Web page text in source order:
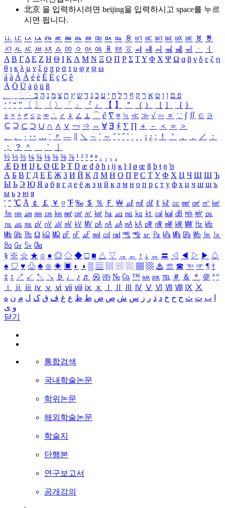
北京 을 입력하시려면 beijing을 입력하시고 space를 누르
시면 됩니다.
ㅥ ㅦ ㅧ ㅨ ㅩ ㅪ ㅫ ㅬ ㅭ ㅮ ㅯ ㅰ ㅱ ㅲ ㅳ ㅴ ㅵ ㅶ ㅷ ㅸ
ㅹ
ㅺ ㅻ ㅼ ㅽ ㅾ ㅿ ㆀ ㆁ ㆂ ㆃ ㆄ ㆅ ㆆ ㆇ ㆈ ㆉ ㆊ ㆋ ㆌ ㆍ
ㆎ
Α Β ΓΔ Ε Ζ Η Θ Ι ΚΛ Μ Ν Ξ Ο Π Ρ Σ ΤΥ Φ Χ Ψ Ω α β γ δ ε ζ η
θ ι κ λ μ ν ξ ο π ρ σ τ υ φ χ ψ ω
á à Á À é è É È ç Ç ê
Ä Ö Ü ä ö ü ß
ִֶֹ ֻּ ׁׂ פ ם ן ו ט א ר ק ף ך ל ח י ע כ ג ד ש ץ ת צ מ נ ה ב
‘ ’ “ ” 〔 〕 〈 〉 「 」 『 』 【 】 ＂ （ ） ［ ］ ｛ ｝
± × ÷ ≠ ≤ ≥ ∞ ∴ ♂ ♀ ∠ ⊥ ⌒ ∂ ∇ ≡ ≒ ≪ ≫ √ ∽ ∝ ∵ ∫ ∬ ∈ ∋
⊆ ⊇ ⊂ ⊃ ∪ ∩ ∧ ∨ ￢ ⇒ ⇔ ∀ ∃ ∮ ∑ ∏ ＋ － ＜ ＝
＞
、
。 · ‥ … ¨ 〃 ― ＼ ∼ ´ ～ ˇ ˘ ˝ ˚ ˙ ¸ ¡ ¿ ː ！ ＇ ， ． ／
：
；
？ ＾ ｀
½ ⅓ ⅔ ¼ ¾ ⅛ ⅜ ⅝ ⅞ ¹ ² ³ ⁴ ⁿ ₁ ₂ ₃ ₄
Æ Ð Ħ Ĳ Ł Ø Œ Þ Ŧ Ŋ æ đ ð ħ ı ĳ ĸ ŀ ł ø œ ß þ ŧ ŋ ŉ
А Б В Г Д Е Ё Ж З И Й К Л М Н О П Р С Т У Ф Х Ц Ч Ш Щ Ъ
Ы Ь Э Ю Я а б в г д е ё ж з и й к л м н о п р с т у ф х ц ч ш щ ъ
ы ь э ю я
′ ″ ℃ Å ￠ ￡ ￥ ¤ ℉ ‰ ＄ ％ Ｆ ￦ ㎕ ㎖ ㎗ ℓ ㎘ ㏄ ㎣ ㎤ ㎥ ㎦
㎙ ㎚ ㎛ ㎜ ㎝ ㎞ ㎟ ㎠ ㎡ ㎢ ㏊ ㎍ ㎎ ㎏ ㏏ ㎈ ㎉ ㏈ ㎧ ㎨ ㎰
㎱ ㎲ ㎳ ㎴ ㎵ ㎶ ㎷ ㎸ ㎹ ㎀ ㎁ ㎂ ㎃ ㎄ ㎺ ㎻ ㎽ ㎾ ㎿ ㎐ ㎑
㎒ ㎓ ㎔ Ω ㏀ ㏁ ㎊ ㎋ ㎌ ㏖ ㏅ ㎭ ㎮ ㎯ ㏛ ㎩ ㎪ ㎫ ㎬ ㏝ ㏐
㏓
㏃ ㏉ ㏜ ㏆
§ ※ ☆ ★ ○ ● ◎ ◇ ◆ □ ■ △ ▽ → ← ↑ ↓ ↔ 〓 ◁ ◀ ▷ ▶ ♤
♠ ♡ ♥ ♧ ♣ ⊙ ◈ ▣ ◐ ◑ ▒ ▤ ▨ ▧ ▦ ▩ ♨ ☏ ☎ ☜ ☞ ¶ †
‡ ↕ ↗ ↙ ↖ ↘ ♭ ♩ ♪ ♬ ㉿ ㈜ № ㏇ ™ ㏂ ㏘ ℡ ＃ ＆ ＊ ＠ ª º
ⅰ
ⅱ ⅲ ⅳ ⅴ ⅵ ⅶ ⅷ ⅸ ⅹ Ⅳ Ⅴ Ⅵ Ⅶ Ⅷ Ⅸ Ⅹ
ب ت ث ج ح خ د ذ ر ز س ش ص ض ط ظ ع غ ف ق ک ل م ن ه
و ی
닫기
통합검색
국내학술논문
학위논문
해외학술논문
학술지
단행본
연구보고서
공개강의